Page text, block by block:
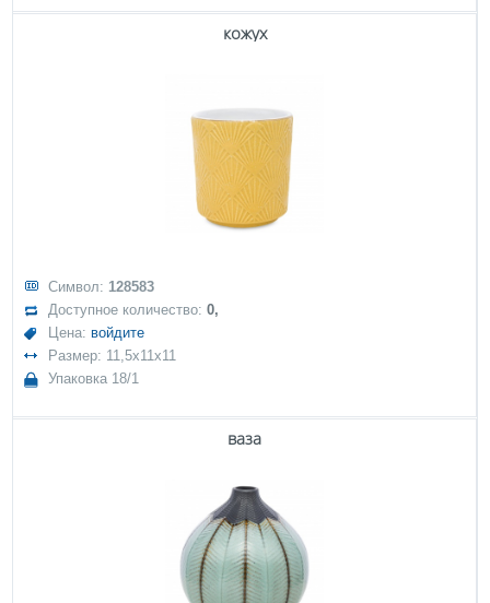
кожух
Символ: 128583
Доступное количество:0,
Цена: войдите
Размер: 11,5x11x11
Упаковка 18/1
ваза